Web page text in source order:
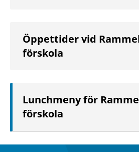
Öppettider vid
förskola
Lunchmeny för
förskola